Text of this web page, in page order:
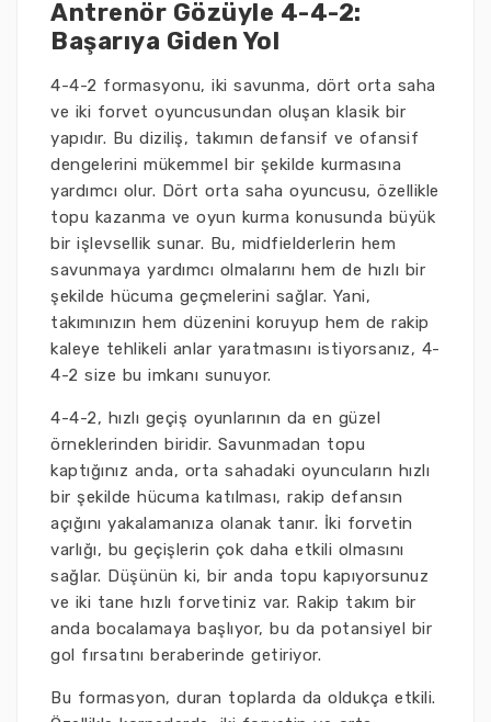
Antrenör Gözüyle 4-4-2:
Başarıya Giden Yol
4-4-2 formasyonu, iki savunma, dört orta saha
ve iki forvet oyuncusundan oluşan klasik bir
yapıdır. Bu diziliş, takımın defansif ve ofansif
dengelerini mükemmel bir şekilde kurmasına
yardımcı olur. Dört orta saha oyuncusu, özellikle
topu kazanma ve oyun kurma konusunda büyük
bir işlevsellik sunar. Bu, midfielderlerin hem
savunmaya yardımcı olmalarını hem de hızlı bir
şekilde hücuma geçmelerini sağlar. Yani,
takımınızın hem düzenini koruyup hem de rakip
kaleye tehlikeli anlar yaratmasını istiyorsanız, 4-
4-2 size bu imkanı sunuyor.
4-4-2, hızlı geçiş oyunlarının da en güzel
örneklerinden biridir. Savunmadan topu
kaptığınız anda, orta sahadaki oyuncuların hızlı
bir şekilde hücuma katılması, rakip defansın
açığını yakalamanıza olanak tanır. İki forvetin
varlığı, bu geçişlerin çok daha etkili olmasını
sağlar. Düşünün ki, bir anda topu kapıyorsunuz
ve iki tane hızlı forvetiniz var. Rakip takım bir
anda bocalamaya başlıyor, bu da potansiyel bir
gol fırsatını beraberinde getiriyor.
Bu formasyon, duran toplarda da oldukça etkili.